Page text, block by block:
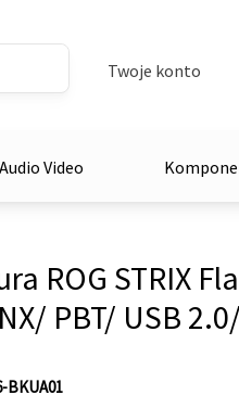
Twoje konto
Audio Video
ROG STRIX
PBT/ USB
BKUA01